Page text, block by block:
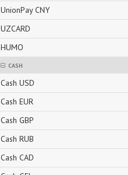
UnionPay CNY
UZCARD
HUMO
CASH
Cash USD
Cash EUR
Cash GBP
Cash RUB
Cash CAD